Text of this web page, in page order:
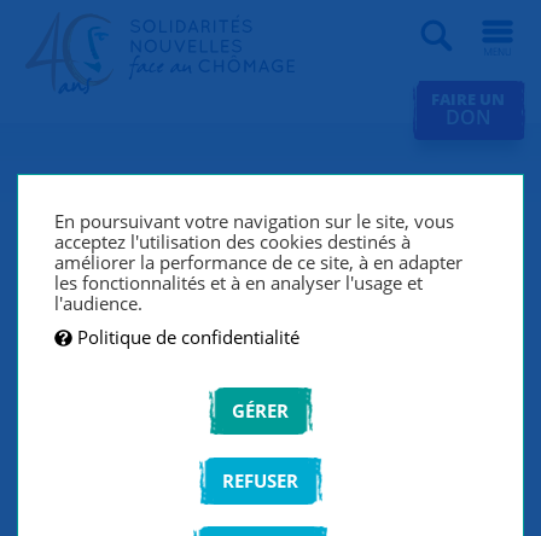
SNC accompagne les chercheurs d'emploi grâce à un
réseau de 157 groupes de solidarité répartis sur le
territoire français. Pour contacter un groupe de
solidarité près de chez vous, entrez votre ville ou code
postal ou cliquez sur votre région.
FAIRE UN
DON
Recherche
En poursuivant votre navigation sur le site, vous
acceptez l'utilisation des cookies destinés à
améliorer la performance de ce site, à en adapter
les fonctionnalités et à en analyser l'usage et
l'audience.
Politique de confidentialité
GÉRER
REFUSER